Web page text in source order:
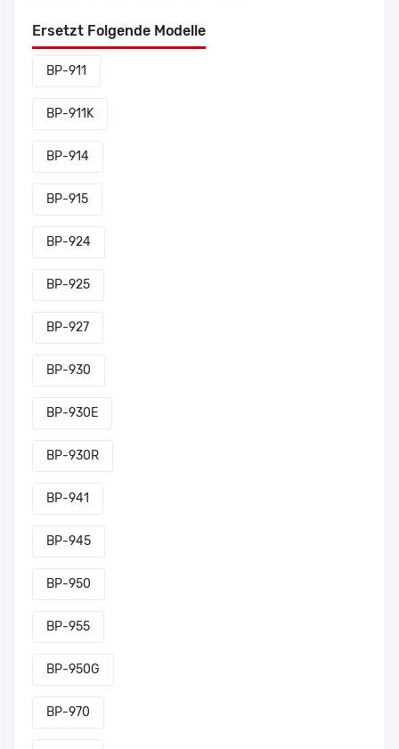
Ersetzt Folgende Modelle
BP-911
BP-911K
BP-914
BP-915
BP-924
BP-925
BP-927
BP-930
BP-930E
BP-930R
BP-941
BP-945
BP-950
BP-955
BP-950G
BP-970